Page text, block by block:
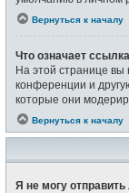
Вернуться к началу
Что означает
На этой странице вы
конференции и
которые они
Вернуться к началу
Я не могу